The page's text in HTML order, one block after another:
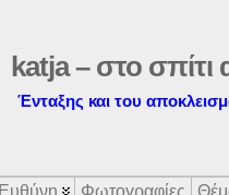
katja – στο σπίτι
Ένταξης και του
Ευθύνη Φωτογραφίες